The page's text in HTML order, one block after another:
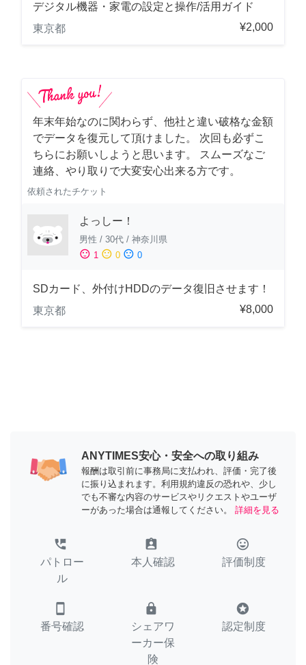
デジタル機器・家電の設定と操作/活用ガイド
東京都
¥2,000
年末年始なのに関わらず、他社と違い破格な金額
でデータを復元して頂けました。 次回も必ずこ
ちらにお願いしようと思います。 スムーズなご
連絡、やり取りで大変安心出来る方です。
依頼されたチケット
よっしー！
男性 / 30代 / 神奈川県
sentiment_satisfied 1 sentiment_neutral 0 sentiment_dissatisfied 0
SDカード、外付けHDDのデータ復旧させます！
東京都
¥8,000
ANYTIMES安心・安全への取り組み
報酬は取引前に事務局に支払われ、評価・完了後
に振り込まれます。利用規約違反の恐れや、少し
でも不審な内容のサービスやリクエストやユーザ
ーがあった場合は通報してください。
詳細を見る
perm_phone_msg
パトロー
ル
assignment_ind
本人確認
tag_faces
評価制度
smartphone
番号確認
lock
シェアワ
ーカー保
険
stars
認定制度